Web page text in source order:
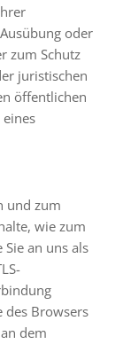
oder
zum Schutz
juristischen
öffentlichen
und zum
wie zum
an uns als
des Browsers
dem